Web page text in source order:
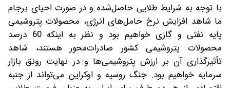
با توجه به شرایط طلایی حاصل‌شده و در صورت احیای برجام
ما شاهد افزایش نرخ حامل‌های انرژی، محصولات پتروشیمی
پایه نفتی و گازی خواهیم بود و نظر به اینکه 60 درصد
محصولات پتروشیمی کشور صادرات‌محور هستند، شاهد
تأثیرگذاری آن بر ارزش پتروشیمی‌ها و در نهایت رونق بازار
سرمایه خواهیم بود. جنگ روسیه و اوکراین می‌تواند از جنبه